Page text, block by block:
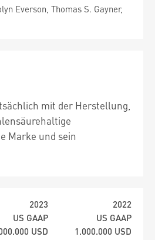
Everson, Thomas S. Gayner,
mit der Herstellung,
Marke und sein
2023
US GAAP
USD
2022
US GAAP
1.000.000 USD